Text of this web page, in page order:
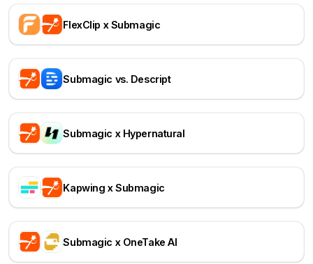
FlexClip x Submagic
Submagic vs. Descript
Submagic x Hypernatural
Kapwing x Submagic
Submagic x OneTake AI